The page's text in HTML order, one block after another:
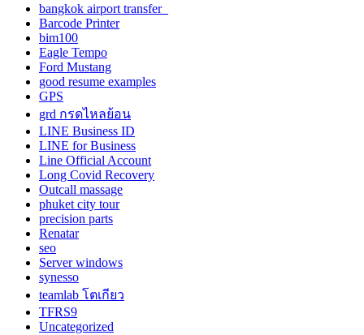
bangkok airport transfer
Barcode Printer
bim100
Eagle Tempo
Ford Mustang
good resume examples
GPS
grd กรดไหลย้อน
LINE Business ID
LINE for Business
Line Official Account
Long Covid Recovery
Outcall massage
phuket city tour
precision parts
Renatar
seo
Server windows
synesso
teamlab โตเกียว
TFRS9
Uncategorized